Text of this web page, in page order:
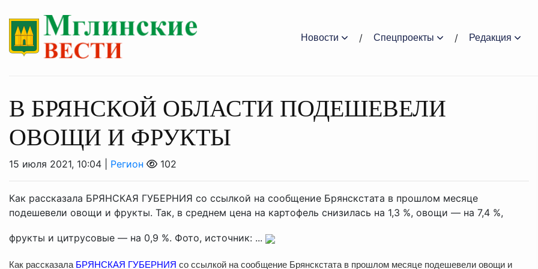
Новости Спецпроекты Редакция
В БРЯНСКОЙ ОБЛАСТИ ПОДЕШЕВЕЛИ
ОВОЩИ И ФРУКТЫ
15 июля 2021, 10:04 | Регион 102
Как рассказала БРЯНСКАЯ ГУБЕРНИЯ со ссылкой на сообщение Брянскстата в прошлом месяце
подешевели овощи и фрукты. Так, в среднем цена на картофель снизилась на 1,3 %, овощи — на 7,4 %,
фрукты и цитрусовые — на 0,9 %. Фото, источник: ...
Как рассказала БРЯНСКАЯ ГУБЕРНИЯ со ссылкой на сообщение Брянскстата в прошлом месяце подешевели овощи и